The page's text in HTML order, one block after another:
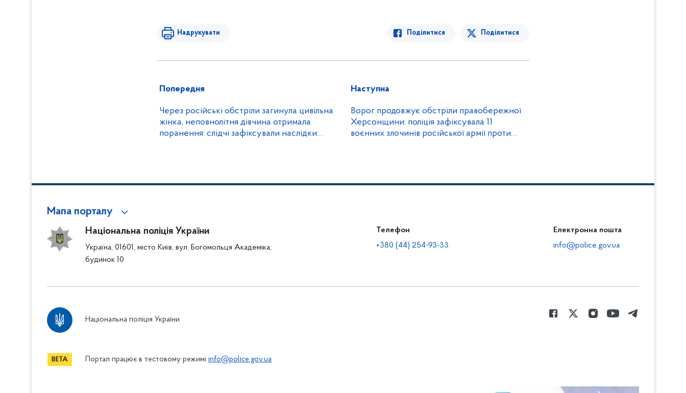
Надрукувати Поділитися Поділитися
Попередня
Через російські обстріли загинула цивільна
жінка, неповнолітня дівчина отримала
поранення: слідчі зафіксували наслідки
Наступна
Ворог продовжує обстріли правобережної
Херсонщини: поліція зафіксувала 11
воєнних злочинів російської армії проти
Мапа порталу
Національна поліція України
Україна, 01601, місто Київ, вул. Богомольця Академіка,
будинок 10
Телефон
+380 (44) 254-93-33
Електронна пошта
info@police.gov.ua
Національна поліція України
Портал працює в тестовому режимі info@police.gov.ua